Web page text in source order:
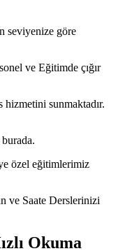
seviyenize göre
ve Eğitimde çığır
sunmaktadır.
özel eğitimlerimiz
ve Saate Derslerinizi
Okuma